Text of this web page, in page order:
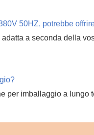
50HZ, potrebbe
a seconda della
per imballaggio a lungo